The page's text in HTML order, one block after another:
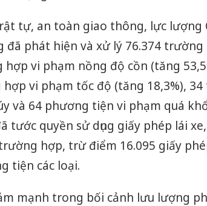
tự, an toàn giao thông, lực lượng
đã phát hiện và xử lý 76.374 trường
vi phạm nồng độ cồn (tăng
hợp vi phạm tốc độ (tăng 18,3%),
và 64 phương tiện vi phạm quá
tước quyền sử dụng giấy phép lái
hợp, trừ điểm 16.095 giấy
tiện các loại.
mạnh trong bối cảnh lưu lượng